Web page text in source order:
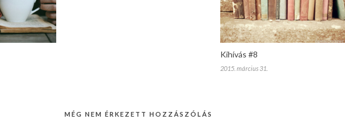
Kihívás #8
2015. március 31.
MÉG NEM ÉRKEZETT HOZZÁSZÓLÁS